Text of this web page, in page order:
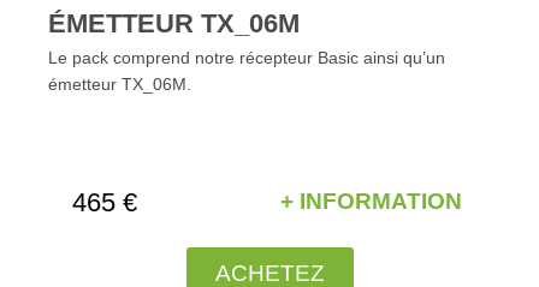
ÉMETTEUR TX_06M
Le pack comprend notre récepteur Basic ainsi qu’un
émetteur TX_06M.
465 € + INFORMATION
ACHETEZ